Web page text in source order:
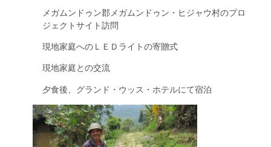
メガムンドゥン郡メガムンドゥン・ヒジャウ村のプロ
ジェクトサイト訪問
現地家庭へのＬＥＤライトの寄贈式
現地家庭との交流
夕食後、グランド・ウッス・ホテルにて宿泊